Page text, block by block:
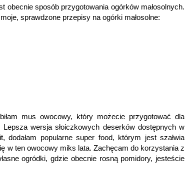
sposób przygotowania ogórków małosolnych.
sprawdzone przepisy na ogórki małosolne:
mus owocowy, który możecie przygotować dla
Lepsza wersjasłoiczkowych deserków dostępnych w
popularne super food, którym jest szałwia
w ten owocowy miks lata. Zachęcam do korzystania z
ogródki, gdzie obecnie rosną pomidory, jesteście